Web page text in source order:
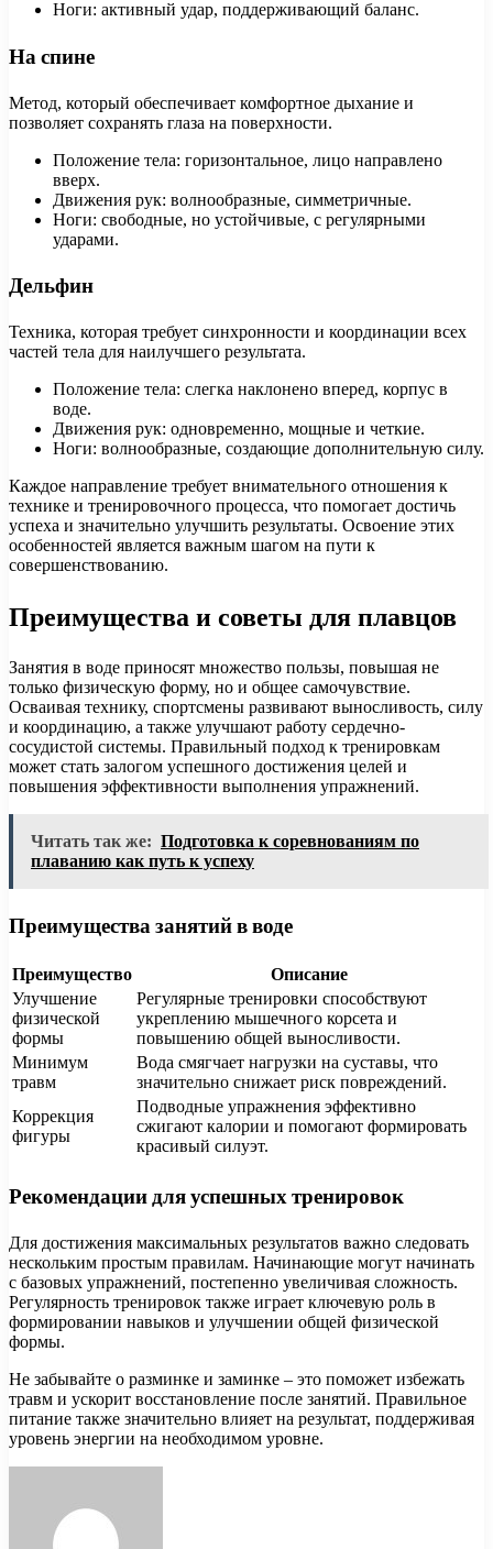
Ноги: активный удар, поддерживающий баланс.
На спине
Метод, который обеспечивает комфортное дыхание и
позволяет сохранять глаза на поверхности.
Положение тела: горизонтальное, лицо направлено
вверх.
Движения рук: волнообразные, симметричные.
Ноги: свободные, но устойчивые, с регулярными
ударами.
Дельфин
Техника, которая требует синхронности и координации всех
частей тела для наилучшего результата.
Положение тела: слегка наклонено вперед, корпус в
воде.
Движения рук: одновременно, мощные и четкие.
Ноги: волнообразные, создающие дополнительную силу.
Каждое направление требует внимательного отношения к
технике и тренировочного процесса, что помогает достичь
успеха и значительно улучшить результаты. Освоение этих
особенностей является важным шагом на пути к
совершенствованию.
Преимущества и советы для плавцов
Занятия в воде приносят множество пользы, повышая не
только физическую форму, но и общее самочувствие.
Осваивая технику, спортсмены развивают выносливость, силу
и координацию, а также улучшают работу сердечно-
сосудистой системы. Правильный подход к тренировкам
может стать залогом успешного достижения целей и
повышения эффективности выполнения упражнений.
Читать так же: Подготовка к соревнованиям по
плаванию как путь к успеху
Преимущества занятий в воде
Преимущество
Описание
Улучшение
физической
формы
Регулярные тренировки способствуют
укреплению мышечного корсета и
повышению общей выносливости.
Минимум
травм
Вода смягчает нагрузки на суставы, что
значительно снижает риск повреждений.
Коррекция
фигуры
Подводные упражнения эффективно
сжигают калории и помогают формировать
красивый силуэт.
Рекомендации для успешных тренировок
Для достижения максимальных результатов важно следовать
нескольким простым правилам. Начинающие могут начинать
с базовых упражнений, постепенно увеличивая сложность.
Регулярность тренировок также играет ключевую роль в
формировании навыков и улучшении общей физической
формы.
Не забывайте о разминке и заминке – это поможет избежать
травм и ускорит восстановление после занятий. Правильное
питание также значительно влияет на результат, поддерживая
уровень энергии на необходимом уровне.